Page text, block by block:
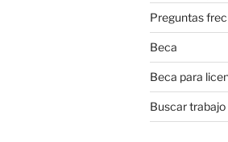
Preguntas
Beca
Beca para
Buscar